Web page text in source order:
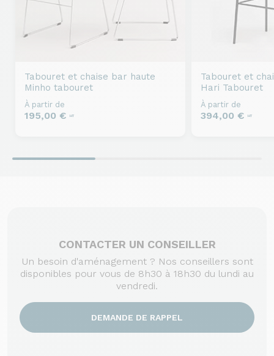
Tabouret et chaise bar haute
Minho tabouret
À partir de
195,00 € HT
Tabouret et
Hari Tabouret
À partir de
394,00 € HT
CONTACTER UN CONSEILLER
Un besoin d'aménagement ? Nos conseillers sont
disponibles pour vous de 8h30 à 18h30 du lundi au
vendredi.
DEMANDE DE RAPPEL